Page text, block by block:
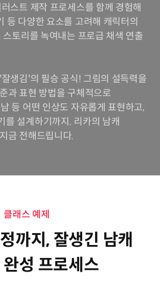
스트 제작 프로세스를 함께 경험해
등 다양한 요소를 고려해 캐릭터의
토리를 녹여내는 프로급 채색 연출
생김'의 필승 공식! 그림의 설득력을
과 표현 방법을 구체적으로
등 어떤 인상도 자유롭게 표현하고,
를 설계하기까지. 리카의 남캐
금 전해드립니다.
클래스 예제
까지, 잘생긴 남캐
성 프로세스